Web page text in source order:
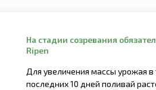
На стадии созревания
Ripen
Для увеличения массы урожая в
последних 10 дней поливай